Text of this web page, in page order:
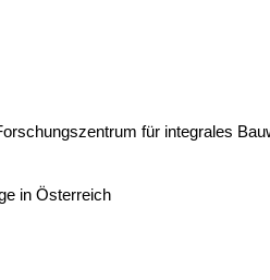
für integrales
in Österreich